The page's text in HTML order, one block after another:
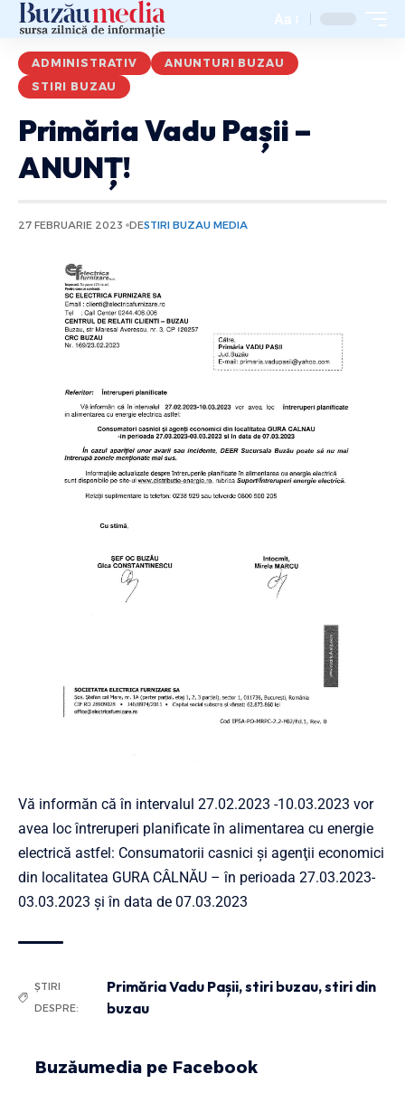
Aa
ADMINISTRATIV
ANUNTURI BUZAU
STIRI BUZAU
Primăria Vadu Pașii –
ANUNȚ!
27 FEBRUARIE 2023 DESTIRI BUZAU MEDIA
Vă informăn că în intervalul 27.02.2023 -10.03.2023 vor
avea loc întreruperi planificate în alimentarea cu energie
electrică astfel: Consumatorii casnici şi agenţii economici
din localitatea GURA CÂLNĂU – în perioada 27.03.2023-
03.03.2023 și în data de 07.03.2023
ȘTIRI
DESPRE:
Primăria Vadu Pașii,stiri buzau,stiri din
buzau
Buzăumedia pe Facebook